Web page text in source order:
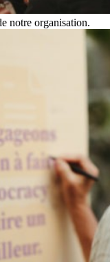
notre organisation.